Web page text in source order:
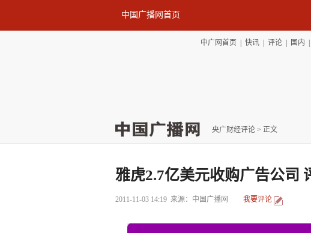
中国广播网首页
中广网首页 快讯| 评论| 国内
央广财经评论 > 正文
雅虎2.7亿美元收购广告公司
2011-11-03 14:19 来源：中国广播网 我要评论